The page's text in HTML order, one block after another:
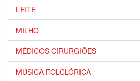
LEITE
MILHO
MÉDICOS CIRURGIÕES
MÚSICA FOLCLÓRICA